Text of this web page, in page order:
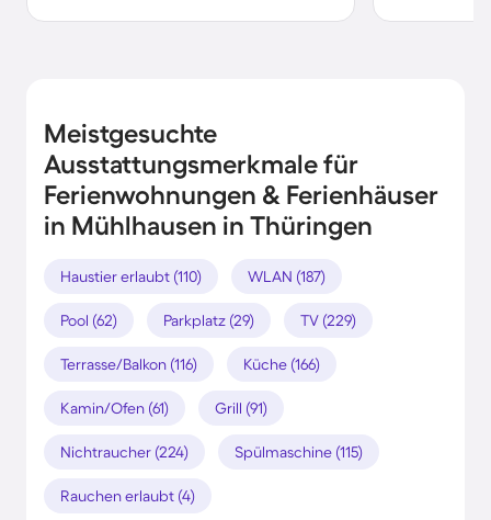
Meistgesuchte
Ausstattungsmerkmale für
Ferienwohnungen & Ferienhäuser
in Mühlhausen in Thüringen
Haustier erlaubt (110) WLAN (187)
Pool (62) Parkplatz (29) TV (229)
Terrasse/Balkon (116) Küche (166)
Kamin/Ofen (61) Grill (91)
Nichtraucher (224) Spülmaschine (115)
Rauchen erlaubt (4)